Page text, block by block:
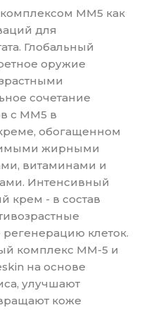
ММ5 как
для
Глобальный
оружие
сочетание
с MM5 в
обогащенном
жирными
витаминами и
Интенсивный
крем - в состав
клеток.
комплекс MM-5 и
на основе
улучшают
коже